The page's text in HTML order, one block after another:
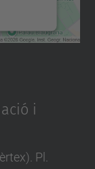
i
Pl.